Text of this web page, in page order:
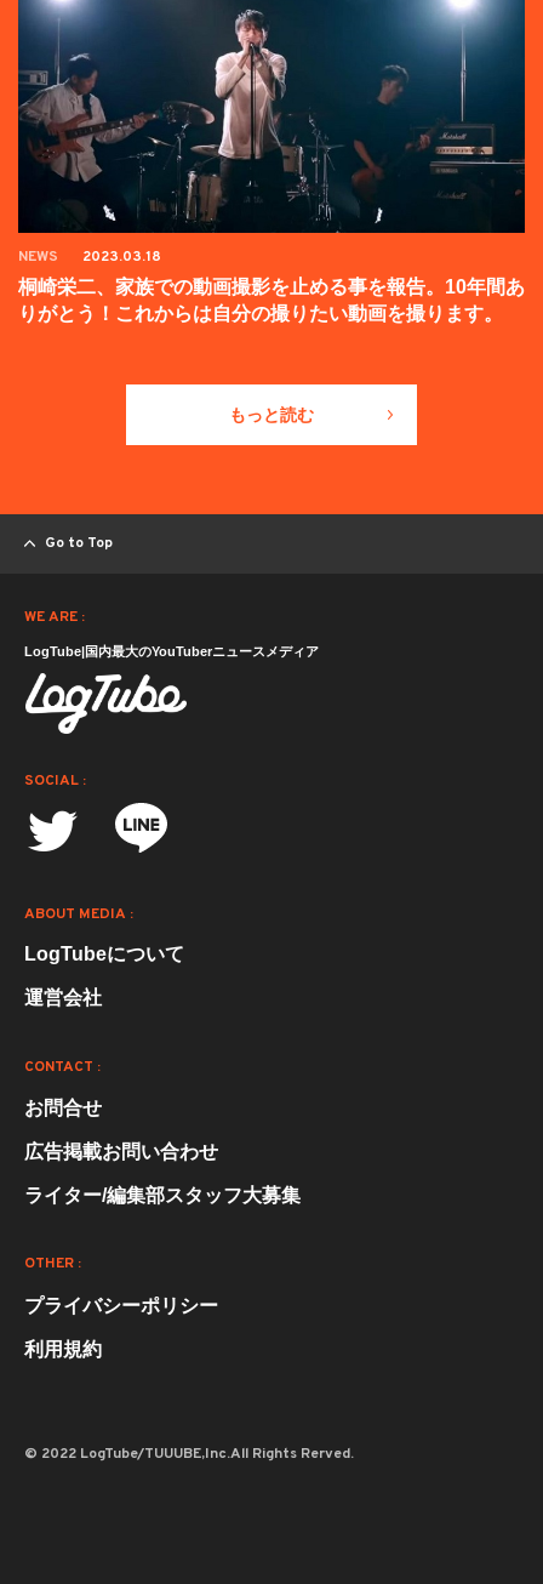
NEWS 2023.03.18
桐崎栄二、家族での動画撮影を止める事を報告。10年間あ
りがとう！これからは自分の撮りたい動画を撮ります。
もっと読む
Go to Top
WE ARE :
LogTube|国内最大のYouTuberニュースメディア
SOCIAL :
ABOUT MEDIA :
LogTubeについて
運営会社
CONTACT :
お問合せ
広告掲載お問い合わせ
ライター/編集部スタッフ大募集
OTHER :
プライバシーポリシー
利用規約
© 2022 LogTube/TUUUBE,Inc.All Rights Rerved.